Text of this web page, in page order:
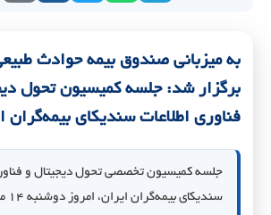
به میزبانی صندوق بیمه حوادث
برگزار شد: جلسه کمیسیون تحول
فناوری اطلاعات سندیکای بیمه‌گران
جلسه کمیسیون تخصصی تحول دیجیتال و